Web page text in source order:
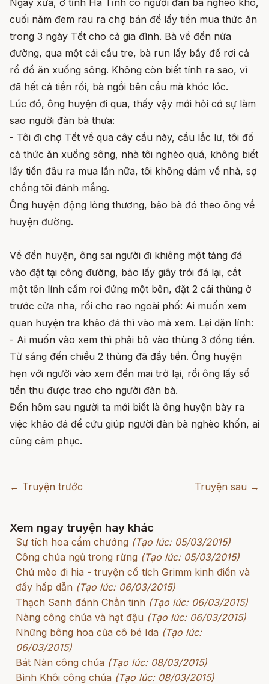
cuối năm đem rau ra chợ bán để lấy tiền mua thức ăn
trong 3 ngày Tết cho cả gia đình. Bà về đến nửa
đường, qua một cái cầu tre, bà run lẩy bẩy để rơi cả
rổ đồ ăn xuống sông. Không còn biết tính ra sao, vì
đã hết cả tiền rồi, bà ngồi bên cầu mà khóc lóc.
Lúc đó, ông huyện đi qua, thấy vậy mới hỏi cớ sự làm
sao người đàn bà thưa:
- Tôi đi chợ Tết về qua cây cầu này, cầu lắc lư, tôi đổ
cả thức ăn xuống sông, nhà tôi nghèo quá, không biết
lấy tiền đâu ra mua lần nữa, tôi không dám về nhà, sợ
chồng tôi đánh mắng.
Ông huyện động lòng thương, bảo bà đó theo ông về
huyện đường.
Về đến huyện, ông sai người đi khiêng một tảng đá
vào đặt tại công đường, bảo lấy giây trói đá lại, cắt
một tên lính cầm roi đứng một bên, đặt 2 cái thùng ở
trước cửa nha, rồi cho rao ngoài phố: Ai muốn xem
quan huyện tra khảo đá thì vào mà xem. Lại dặn lính:
- Ai muốn vào xem thì phải bỏ vào thùng 3 đồng tiền.
Từ sáng đến chiều 2 thùng đã đầy tiền. Ông huyện
hẹn với người vào xem đến mai trở lại, rồi ông lấy số
tiền thu được trao cho người đàn bà.
Đến hôm sau người ta mới biết là ông huyện bày ra
việc khảo đá để cứu giúp người đàn bà nghèo khốn, ai
cũng cảm phục.
← Truyện trước Truyện sau →
Xem ngay truyện hay khác
Sự tích hoa cẩm chướng (Tạo lúc: 05/03/2015)
Công chúa ngủ trong rừng (Tạo lúc: 05/03/2015)
Chú mèo đi hia - truyện cổ tích Grimm kinh điển và
đầy hấp dẫn (Tạo lúc: 06/03/2015)
Thạch Sanh đánh Chằn tinh (Tạo lúc: 06/03/2015)
Nàng công chúa và hạt đậu (Tạo lúc: 06/03/2015)
Những bông hoa của cô bé Ida (Tạo lúc:
06/03/2015)
Bát Nàn công chúa (Tạo lúc: 08/03/2015)
Bình Khôi công chúa (Tạo lúc: 08/03/2015)